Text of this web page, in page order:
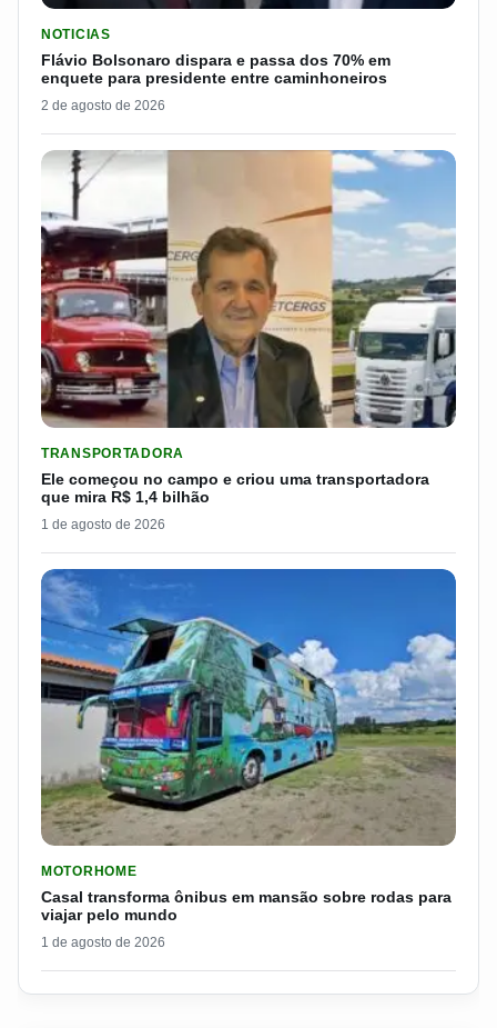
NOTICIAS
Flávio Bolsonaro dispara e passa dos 70% em
enquete para presidente entre caminhoneiros
2 de agosto de 2026
TRANSPORTADORA
Ele começou no campo e criou uma transportadora
que mira R$ 1,4 bilhão
1 de agosto de 2026
MOTORHOME
Casal transforma ônibus em mansão sobre rodas para
viajar pelo mundo
1 de agosto de 2026